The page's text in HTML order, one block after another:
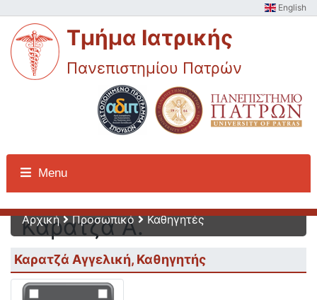
English
Τμήμα Ιατρικής
Πανεπιστημίου Πατρών
Menu
Προσωπικό -
Καρατζά Α.
Αρχική Προσωπικό Καθηγητές
Καρατζά Αγγελική, Καθηγητής